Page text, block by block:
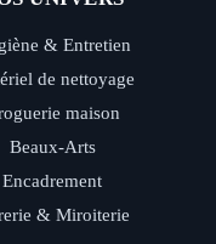
& Entretien
de nettoyage
maison
Beaux-Arts
Encadrement
& Miroiterie